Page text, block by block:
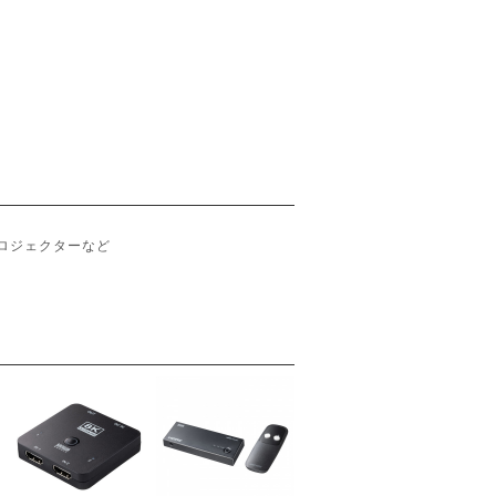
ジェクターなど